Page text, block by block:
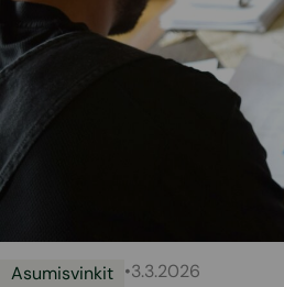
Asumisvinkit •3.3.2026